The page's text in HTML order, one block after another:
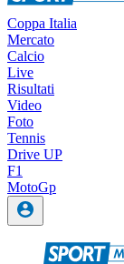
Coppa Italia
Mercato
Calcio
Live
Risultati
Video
Foto
Tennis
Drive UP
F1
MotoGp